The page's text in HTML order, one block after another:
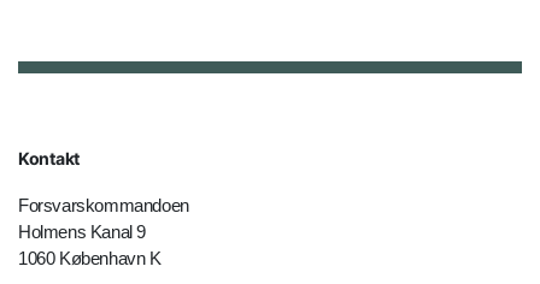
Kontakt
Forsvarskommandoen
Holmens Kanal 9
1060 København K